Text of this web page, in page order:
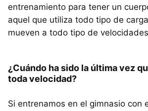
entrenamiento para tener un
aquel que utiliza todo tipo de
mueven a todo tipo de
¿Cuándo ha sido la última vez
toda velocidad?
Si entrenamos en el gimnasio con